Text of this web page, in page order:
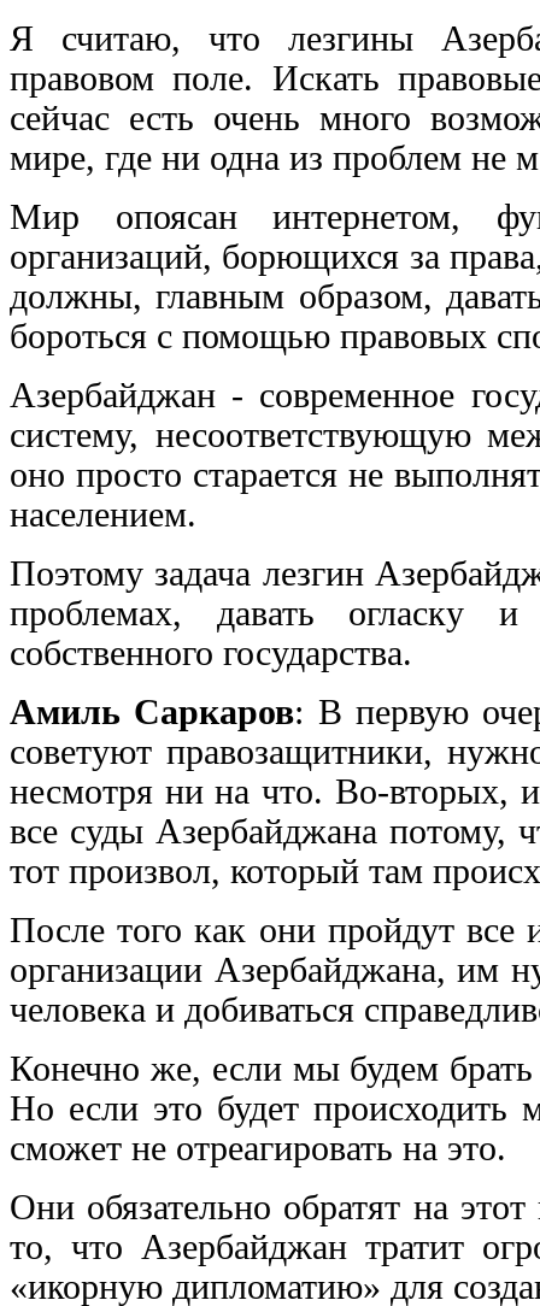
Я считаю, что лезгины
правовом поле. Искать
сейчас есть очень много
мире, где ни одна из проблем не
Мир опоясан интернетом,
организаций, борющихся за
должны, главным образом,
бороться с помощью правовых
Азербайджан - современное
систему, несоответствующую
оно просто старается не
населением.
Поэтому задача лезгин
проблемах, давать огласку
собственного государства.
Амиль Саркаров: В первую
советуют правозащитники,
несмотря ни на что. Во-вторых,
все суды Азербайджана потому,
тот произвол, который там
После того как они пройдут все
организации Азербайджана, им
человека и добиваться
Конечно же, если мы будем
Но если это будет происходить
сможет не отреагировать на это.
Они обязательно обратят на
то, что Азербайджан тратит
«икорную дипломатию» для